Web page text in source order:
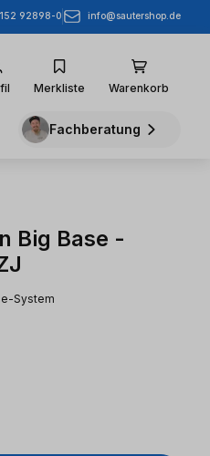
92898-0 info@sautershop.de
Merkliste Warenkorb
Fachberatung
Big Base -
System